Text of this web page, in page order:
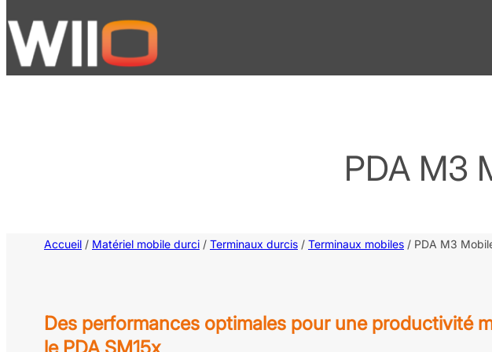
au
contenu
PDA M3
Accueil / Matériel mobile durci / Terminaux durcis / Terminaux mobiles / PDA M3
Des performances optimales pour une productivité